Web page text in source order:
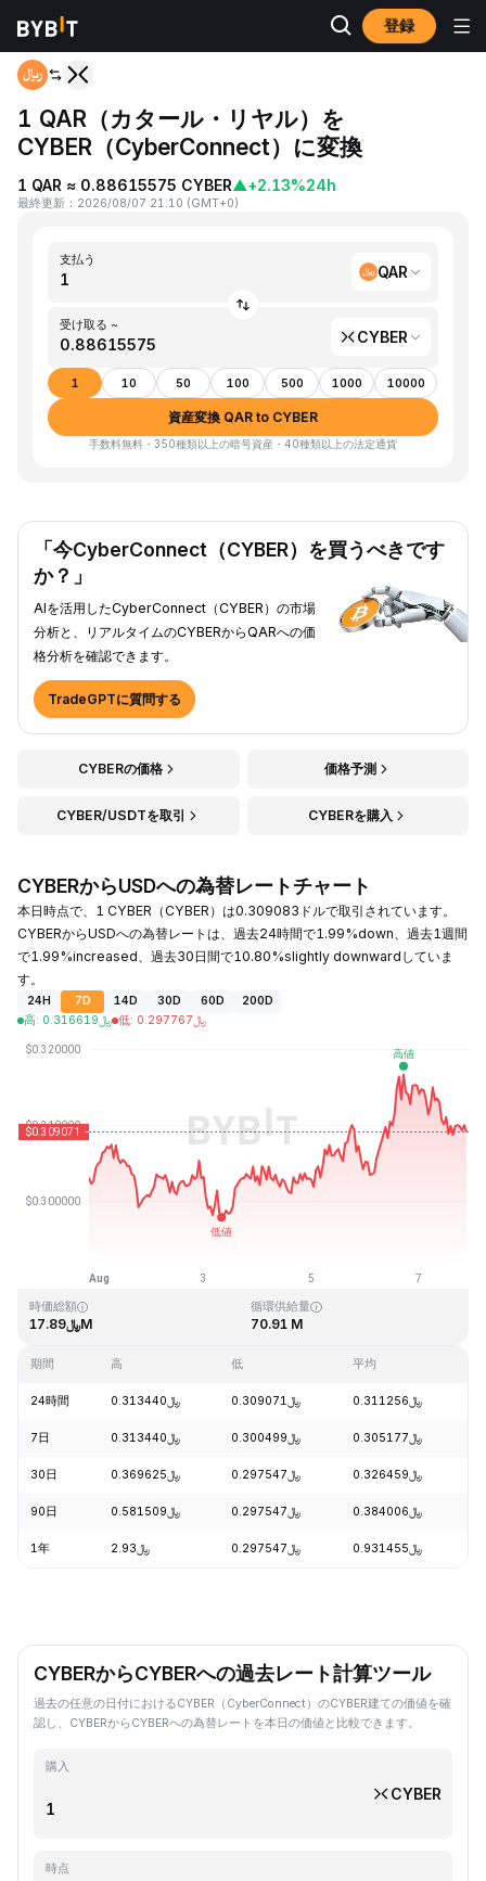
登録
ホーム QAR to CYBER
1 QAR（カタール・リヤル）を
CYBER（CyberConnect）に変換
1 QAR ≈ 0.88615575 CYBER▲+2.13%24h
最終更新 ： 2026/08/07 21:10 (GMT+0)
支払う
QAR
受け取る ~
CYBER
1 10 50 100 500 1000 10000
資産変換 QAR to CYBER
手数料無料・350種類以上の暗号資産・40種類以上の法定通貨
「今CyberConnect（CYBER）を買うべきです
か？」
AIを活用したCyberConnect（CYBER）の市場
分析と、リアルタイムのCYBERからQARへの価
格分析を確認できます。
TradeGPTに質問する
CYBERの価格 価格予測
CYBER/USDTを取引 CYBERを購入
CYBERからUSDへの為替レートチャート
本日時点で、1 CYBER（CYBER）は0.309083ドルで取引されています。
CYBERからUSDへの為替レートは、過去24時間で1.99%down、過去1週間
で1.99%increased、過去30日間で10.80%slightly downwardしていま
す。
24H 7D 14D 30D 60D
200D
高: ﷼0.316619 低: ﷼ 0.297767
最終更新日時：2026-08-07、21:10 GMT+0
時価総額
﷼17.89M
循環供給量
70.91 M
期間 高 低 平均
24時間 ﷼0.313440 ﷼0.309071 ﷼0.311256
7日 ﷼0.313440 ﷼0.300499 ﷼0.305177
30日 ﷼0.369625 ﷼0.297547 ﷼0.326459
90日 ﷼0.581509 ﷼0.297547 ﷼0.384006
1年 ﷼2.93 ﷼0.297547 ﷼0.931455
CYBERからCYBERへの過去レート計算ツール
過去の任意の日付におけるCYBER（CyberConnect）のCYBER建ての価値を確
認し、CYBERからCYBERへの為替レートを本日の価値と比較できます。
購入
CYBER
時点